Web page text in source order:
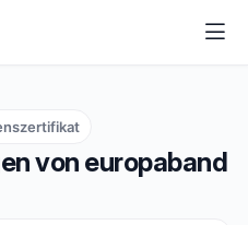
von europaband